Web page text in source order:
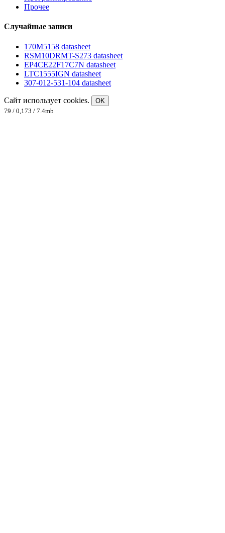
Прочее
Случайные записи
170M5158 datasheet
RSM10DRMT-S273 datasheet
EP4CE22F17C7N datasheet
LTC1555IGN datasheet
307-012-531-104 datasheet
Сайт использует cookies.
OK
79 / 0,173 / 7.4mb